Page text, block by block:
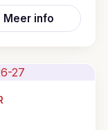
Meer info